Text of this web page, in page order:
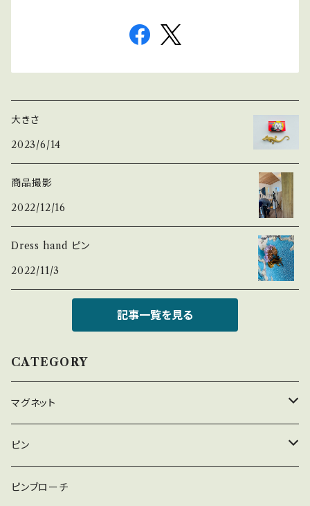
大きさ
2023/6/14
商品撮影
2022/12/16
Dress hand ピン
2022/11/3
記事一覧を見る
CATEGORY
マグネット
Chat
Shell
ピン
Chat
ピンブローチ